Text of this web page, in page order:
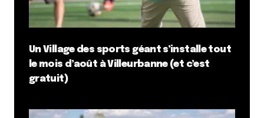
Un Village des sports géant s’installe tout
le mois d’août à Villeurbanne (et c’est
gratuit)